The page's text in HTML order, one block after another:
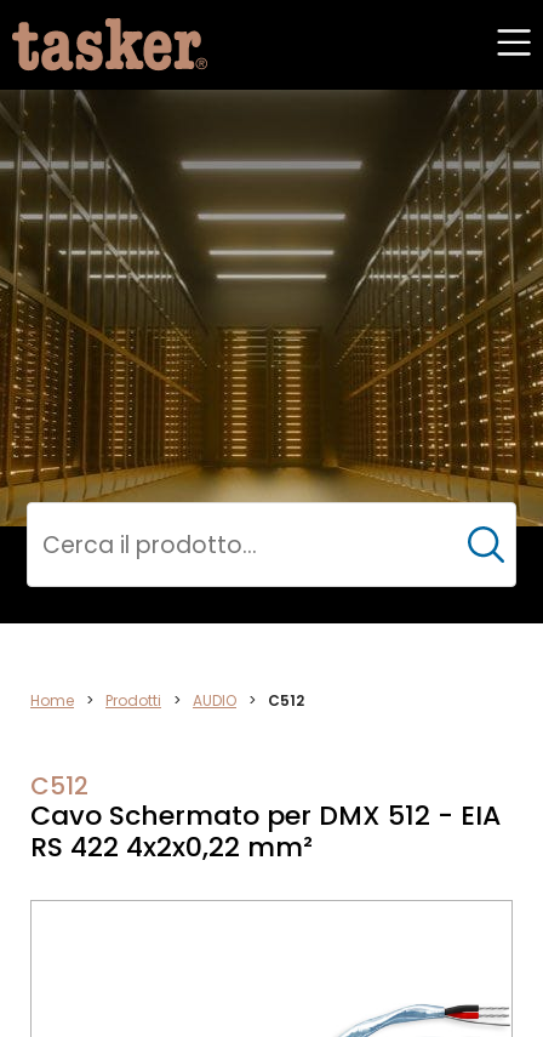
DATA
Cerca
Home > Prodotti > AUDIO > C512
C512
Cavo Schermato per DMX 512 - EIA
RS 422 4x2x0,22 mm²